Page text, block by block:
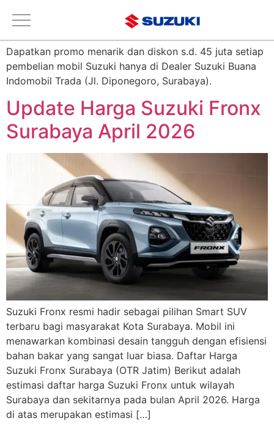
Tag: Suzuki Fronx
Dapatkan promo menarik dan diskon s.d. 45 juta setiap
pembelian mobil Suzuki hanya di Dealer Suzuki Buana
Indomobil Trada (Jl. Diponegoro, Surabaya).
Update Harga Suzuki Fronx
Surabaya April 2026
Suzuki Fronx resmi hadir sebagai pilihan Smart SUV
terbaru bagi masyarakat Kota Surabaya. Mobil ini
menawarkan kombinasi desain tangguh dengan efisiensi
bahan bakar yang sangat luar biasa. Daftar Harga
Suzuki Fronx Surabaya (OTR Jatim) Berikut adalah
estimasi daftar harga Suzuki Fronx untuk wilayah
Surabaya dan sekitarnya pada bulan April 2026. Harga
di atas merupakan estimasi […]